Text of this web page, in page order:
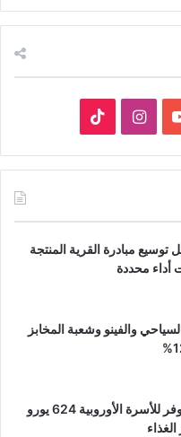
يوتيوبانستقرام
مبادرة القرية المنتجة
أداء محددة
والفينو وشعبة المخابز
الأطعمة المجمدة توفر للأسرة الأوروبية 624 يورو